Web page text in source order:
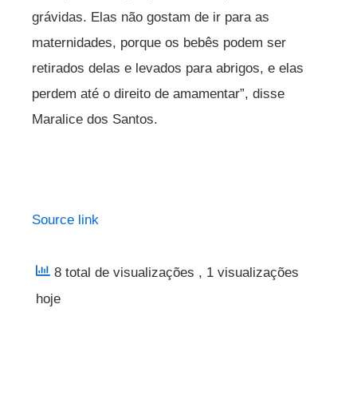
grávidas. Elas não gostam de ir para as
maternidades, porque os bebês podem ser
retirados delas e levados para abrigos, e elas
perdem até o direito de amamentar”, disse
Maralice dos Santos.
Source link
8 total de visualizações , 1 visualizações
hoje